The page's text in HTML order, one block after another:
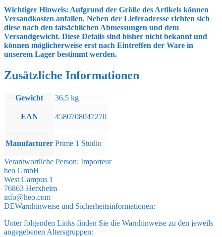
Wichtiger Hinweis: Aufgrund der Größe des Artikels können
Versandkosten anfallen. Neben der Lieferadresse richten sich
diese nach den tatsächlichen Abmessungen und dem
Versandgewicht. Diese Details sind bisher nicht bekannt und
können möglicherweise erst nach Eintreffen der Ware in
unserem Lager bestimmt werden.
Zusätzliche Informationen
Gewicht 36,5 kg
EAN 4580708047270
Manufacturer Prime 1 Studio
Verantwortliche Person: Importeur
heo GmbH
West Campus 1
76863 Herxheim
info@heo.com
DEWarnhinweise und Sicherheitsinformationen:
Unter folgenden Links finden Sie die Warnhinweise zu den jeweils
angegebenen Altersgruppen: